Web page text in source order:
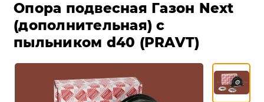
Опора подвесная Газон Next
(дополнительная) с
пыльником d40 (PRAVT)